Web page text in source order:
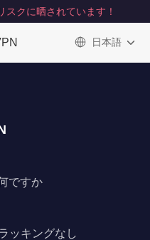
スクに晒されています！
日本語
ですか
ッキングなし